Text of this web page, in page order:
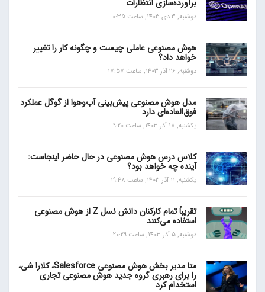
برآورده‌سازی انتظارات
دوشنبه, 3 دی 1403, ساعت 0:35
هوش مصنوعی عاملی چیست و چگونه کار را تغییر
خواهد داد؟
دوشنبه, 26 آذر 1403, ساعت 17:57
مدل هوش مصنوعی پیش‌بینی آب‌و‌هوا از گوگل عملکرد
فوق‌العاده‌ای دارد
یکشنبه, 18 آذر 1403, ساعت 9:20
کلاس درس هوش مصنوعی در حال حاضر اینجاست:
آینده چه خواهد بود؟
یکشنبه, 11 آذر 1403, ساعت 19:48
تقریباً تمام کارکنان دانش نسل Z از هوش مصنوعی
استفاده می‌کنند
دوشنبه, 5 آذر 1403, ساعت 20:29
متا مدیر بخش هوش مصنوعی Salesforce، کلارا شی،
را برای رهبری گروه جدید هوش مصنوعی تجاری
استخدام کرد